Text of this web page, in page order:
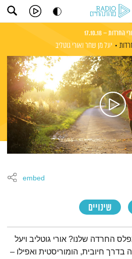
החרדות – 17.10.18
יעל מן שחר ואורי גוטליב
שינויים
embed
החרדה שלנו? אורי גוטליב ויעל
חיובית, הומוריסטית ואפילו –